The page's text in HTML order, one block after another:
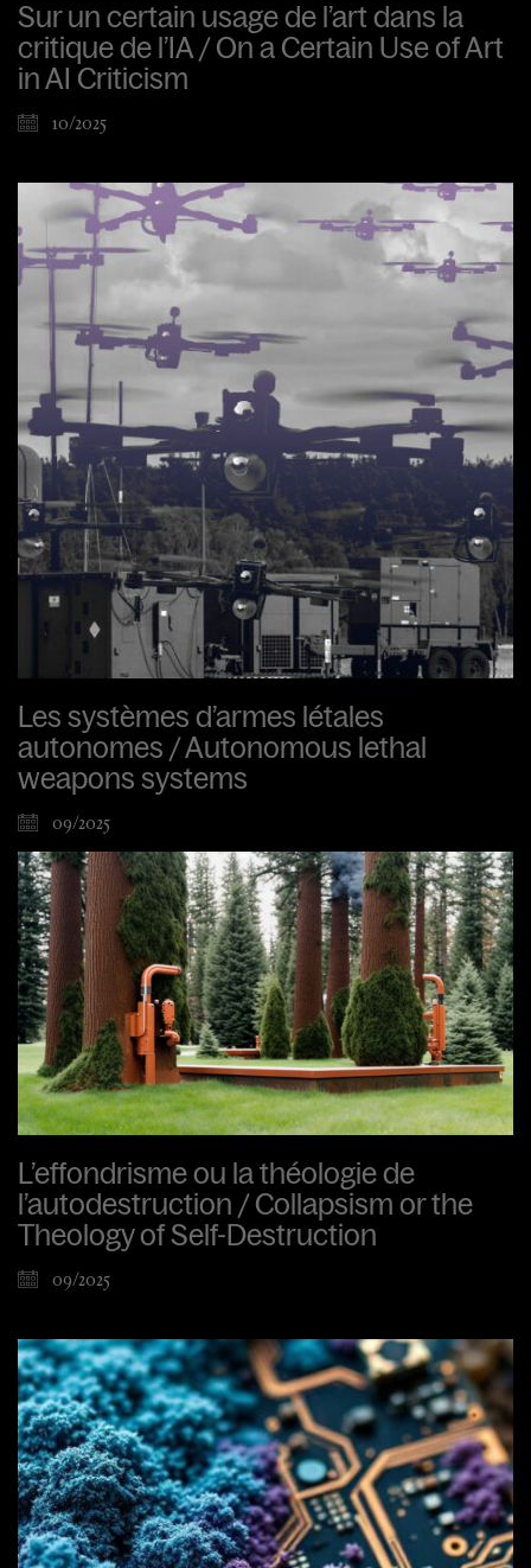
Sur un certain usage de l’art dans la
critique de l’IA / On a Certain Use of Art
in AI Criticism
10/2025
Les systèmes d’armes létales
autonomes / Autonomous lethal
weapons systems
09/2025
L’effondrisme ou la théologie de
l’autodestruction / Collapsism or the
Theology of Self-Destruction
09/2025